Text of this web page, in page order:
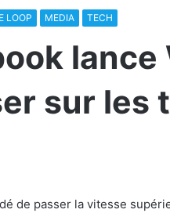
LOOP MEDIA TECH
sur les
de passer la vitesse